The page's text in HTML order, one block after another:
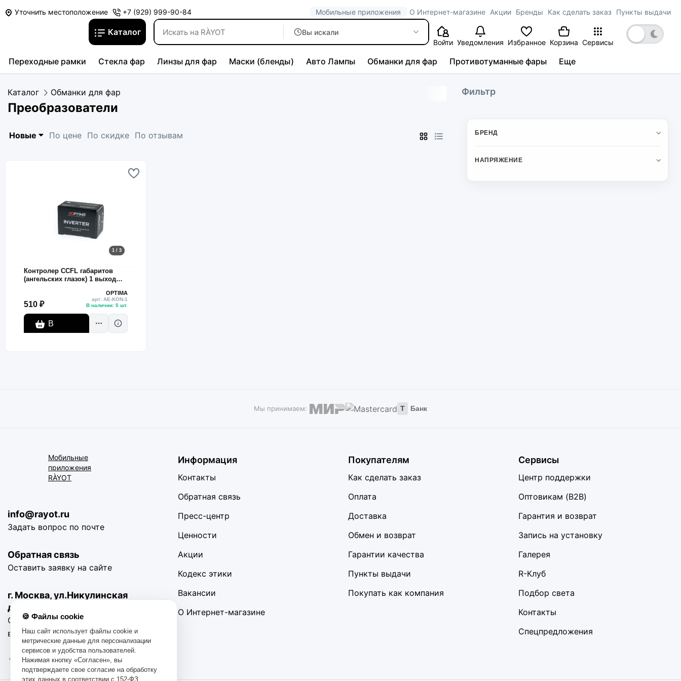
Уточнить местоположение +7 (929) 999-90-84 Мобильные приложения О Интернет-магазине Акции Бренды Как сделать заказ Пункты выдачи
Каталог
Вы искали
Войти Уведомления Избранное Корзина Сервисы
Переходные рамки Стекла фар Линзы для фар Маски (бленды) Авто Лампы Обманки для фар Противотуманные фары Еще
Каталог Обманки для фар
Преобразователи
Новые По цене По скидке По отзывам
1 / 3
Контролер CCFL габаритов
(ангельских глазок) 1 выход
510 ₽
OPTIMA
арт: AE-KON-1
В наличии: 5 шт.
В
Фильтр
БРЕНД
НАПРЯЖЕНИЕ
Мы принимаем: Т Банк
Мобильные
приложения
RÀYOT
info@rayot.ru
Задать вопрос по почте
Обратная связь
Оставить заявку на сайте
г. Москва, ул.Никулинская
д11 корп.4
С 10:00 до 19:00 Без
выходных
Информация
Контакты
Обратная связь
Пресс-центр
Ценности
Акции
Кодекс этики
Вакансии
О Интернет-магазине
Покупателям
Как сделать заказ
Оплата
Доставка
Обмен и возврат
Гарантии качества
Пункты выдачи
Покупать как компания
Сервисы
Центр поддержки
Оптовикам (B2B)
Гарантия и возврат
Запись на установку
Галерея
R-Клуб
Подбор света
Контакты
Спецпредложения
🍪 Файлы cookie
Наш сайт использует файлы cookie и
метрические данные для персонализации
сервисов и удобства пользователей.
Нажимая кнопку «Согласен», вы
подтверждаете свое согласие на обработку
этих данных в соответствии с 152-ФЗ.